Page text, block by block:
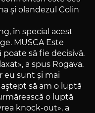
şi olandezul Colin
în special acest
MUSCA Este
să fie decisivă.
a spus Rogava.
eu sunt și mai
să am o luptă
o luptă
knock-out», a